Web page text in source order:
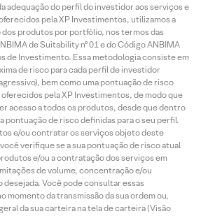
adequação do perfil do investidor aos serviços e
pela XP Investimentos, utilizamos a
produtos por portfólio, nos termos das
de Suitability nº 01 e do Código ANBIMA
de Investimento. Essa metodologia consiste em
de risco para cada perfil de investidor
bem como uma pontuação de risco
pela XP Investimentos, de modo que
acesso a todos os produtos, desde que dentro
pontuação de risco definidas para o seu perfil.
e/ou contratar os serviços objeto deste
verifique se a sua pontuação de risco atual
e/ou a contratação dos serviços em
de volume, concentração e/ou
desejada. Você pode consultar essas
momento da transmissão da sua ordem ou,
da sua carteira na tela de carteira (Visão